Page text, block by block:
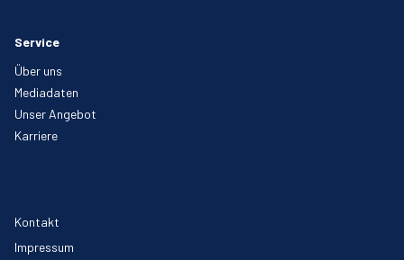
Service
Über uns
Mediadaten
Unser Angebot
Karriere
Kontakt
Impressum